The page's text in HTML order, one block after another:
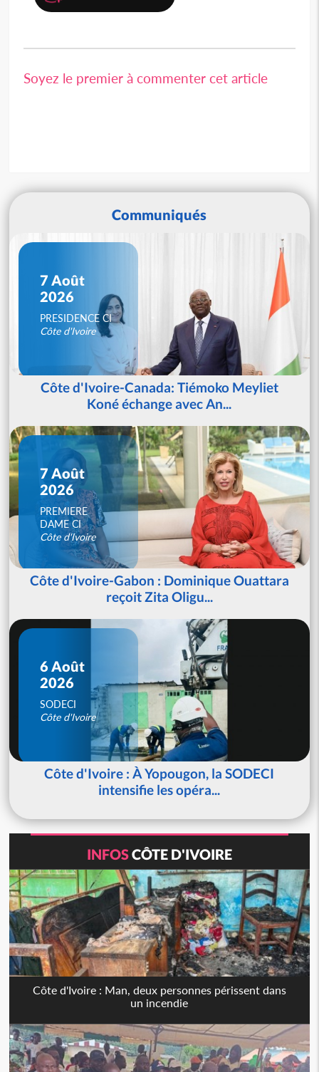
Soyez le premier à commenter cet article
Communiqués
7 Août
2026
PRESIDENCE CI
Côte d'Ivoire
Côte d'Ivoire-Canada: Tiémoko Meyliet
Koné échange avec An...
7 Août
2026
PREMIERE
DAME CI
Côte d'Ivoire
Côte d'Ivoire-Gabon : Dominique Ouattara
reçoit Zita Oligu...
6 Août
2026
SODECI
Côte d'Ivoire
Côte d'Ivoire : À Yopougon, la SODECI
intensifie les opéra...
INFOSCÔTE D'IVOIRE
Côte d'Ivoire : Man, deux personnes périssent dans
un incendie